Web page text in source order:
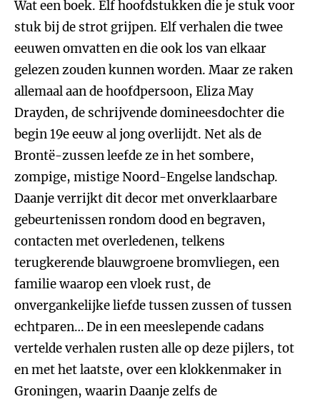
Wat een boek. Elf hoofdstukken die je stuk voor
stuk bij de strot grijpen. Elf verhalen die twee
eeuwen omvatten en die ook los van elkaar
gelezen zouden kunnen worden. Maar ze raken
allemaal aan de hoofdpersoon, Eliza May
Drayden, de schrijvende domineesdochter die
begin 19e eeuw al jong overlijdt. Net als de
Brontë-zussen leefde ze in het sombere,
zompige, mistige Noord-Engelse landschap.
Daanje verrijkt dit decor met onverklaarbare
gebeurtenissen rondom dood en begraven,
contacten met overledenen, telkens
terugkerende blauwgroene bromvliegen, een
familie waarop een vloek rust, de
onvergankelijke liefde tussen zussen of tussen
echtparen… De in een meeslepende cadans
vertelde verhalen rusten alle op deze pijlers, tot
en met het laatste, over een klokkenmaker in
Groningen, waarin Daanje zelfs de